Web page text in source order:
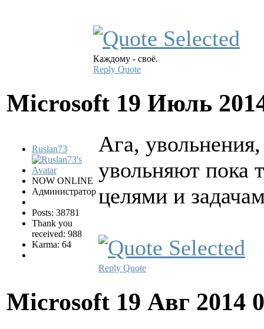
Каждому - своё.
Reply Quote
Microsoft 19 Июль
Ruslan73
NOW ONLINE
Администратор
Posts: 38781
Thank you
received: 988
Karma: 64
Ага,
увольняют пока
целями и
Reply Quote
Microsoft 19 Авг 2014